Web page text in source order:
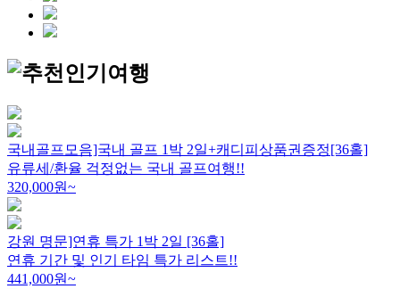
국내골프모음]국내 골프 1박 2일+캐디피상품권증정[36홀]
유류세/환율 걱정없는 국내 골프여행!!
320,000원~
강원 명문]연휴 특가 1박 2일 [36홀]
연휴 기간 및 인기 타임 특가 리스트!!
441,000원~